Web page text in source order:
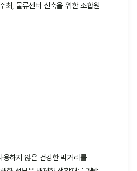
, 물류센터 신축을 위한 조합원
하지 않은 건강한 먹거리를